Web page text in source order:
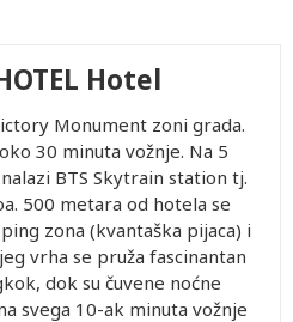
Hotel
Monument zoni grada.
30 minuta vožnje. Na 5
BTS Skytrain station tj.
500 metara od hotela se
zona (kvantaška pijaca) i
vrha se pruža fascinantan
dok su čuvene noćne
svega 10-ak minuta vožnje